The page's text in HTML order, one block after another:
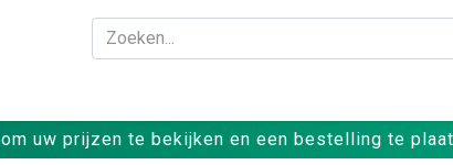
om uw prijzen te bekijken en een bestelling te